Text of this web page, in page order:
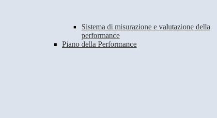
Sistema di misurazione e valutazione della
performance
Piano della Performance